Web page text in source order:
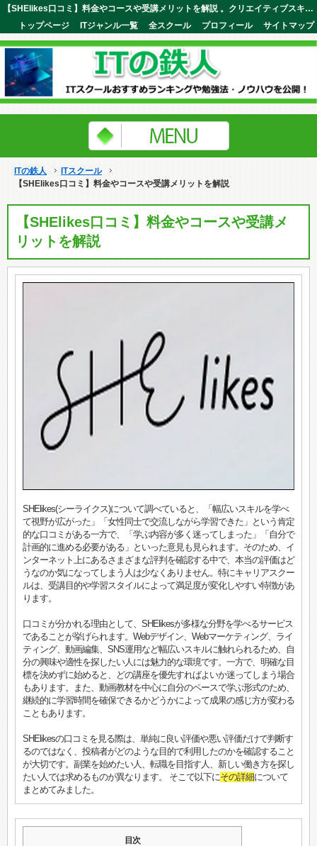
【SHElikes口コミ】料金やコースや受講メリットを解説 。クリエイティブスキルが学び放題の女性用スクールが誕生！ITの鉄人
サイトマップ
プロフィール
全スクール
ITジャンル一覧
トップページ
ITの鉄人
ITスクール
【SHElikes口コミ】料金やコースや受講メリットを解説
【SHElikes口コミ】料金やコースや受講メ
リットを解説
SHElikes(シーライクス)について調べていると、「幅広いスキルを学べ
て視野が広がった」「女性同士で交流しながら学習できた」という肯定
的な口コミがある一方で、「学ぶ内容が多く迷ってしまった」「自分で
計画的に進める必要がある」といった意見も見られます。そのため、イ
ンターネット上にあるさまざまな評判を確認する中で、本当の評価はど
うなのか気になってしまう人は少なくありません。特にキャリアスクー
ルは、受講目的や学習スタイルによって満足度が変化しやすい特徴があ
ります。
口コミが分かれる理由として、SHElikesが多様な分野を学べるサービス
であることが挙げられます。Webデザイン、Webマーケティング、ライ
ティング、動画編集、SNS運用など幅広いスキルに触れられるため、自
分の興味や適性を探したい人には魅力的な環境です。一方で、明確な目
標を決めずに始めると、どの講座を優先すればよいか迷ってしまう場合
もあります。また、動画教材を中心に自分のペースで学ぶ形式のため、
継続的に学習時間を確保できるかどうかによって成果の感じ方が変わる
こともあります。
SHElikesの口コミを見る際は、単純に良い評価や悪い評価だけで判断す
るのではなく、投稿者がどのような目的で利用したのかを確認すること
が大切です。副業を始めたい人、転職を目指す人、新しい働き方を探し
たい人では求めるものが異なります。 そこで以下にその詳細について
まとめてみました。
目次